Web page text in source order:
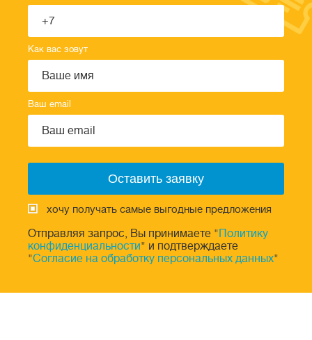
Как вас зовут
Ваш email
хочу получать самые выгодные предложения
Отправляя запрос, Вы принимаете "Политику
конфиденциальности" и подтверждаете
"Согласие на обработку персональных данных"